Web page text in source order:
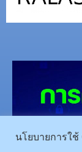
นโยบายการใ